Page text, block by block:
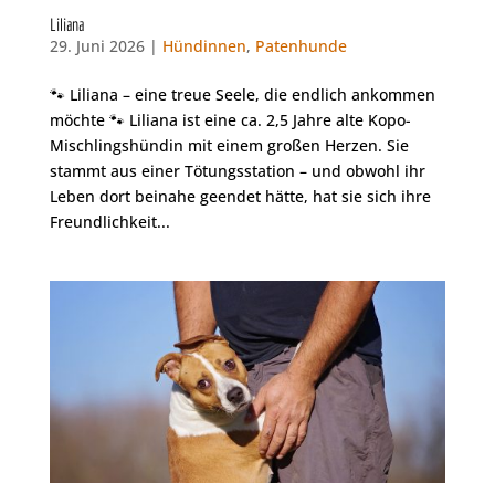
Liliana
29. Juni 2026 | Hündinnen, Patenhunde
🐾 Liliana – eine treue Seele, die endlich ankommen
möchte 🐾 Liliana ist eine ca. 2,5 Jahre alte Kopo-
Mischlingshündin mit einem großen Herzen. Sie
stammt aus einer Tötungsstation – und obwohl ihr
Leben dort beinahe geendet hätte, hat sie sich ihre
Freundlichkeit...